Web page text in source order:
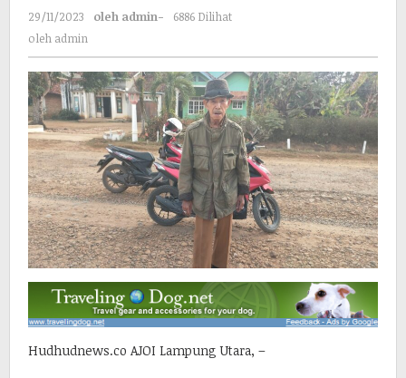
29/11/2023 oleh admin-
6886 Dilihat
oleh admin
Hudhudnews.co AJOI Lampung Utara, –